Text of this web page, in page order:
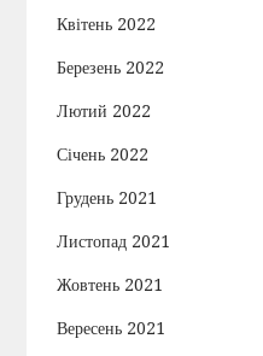
Квітень 2022
Березень 2022
Лютий 2022
Січень 2022
Грудень 2021
Листопад 2021
Жовтень 2021
Вересень 2021